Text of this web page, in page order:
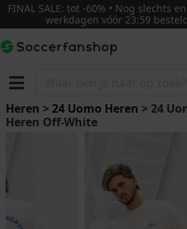
FINAL SALE: tot -60% • Nog slechts
werkdagen vóór 23:59
Heren > 24 Uomo Heren > 24
Heren Off-White